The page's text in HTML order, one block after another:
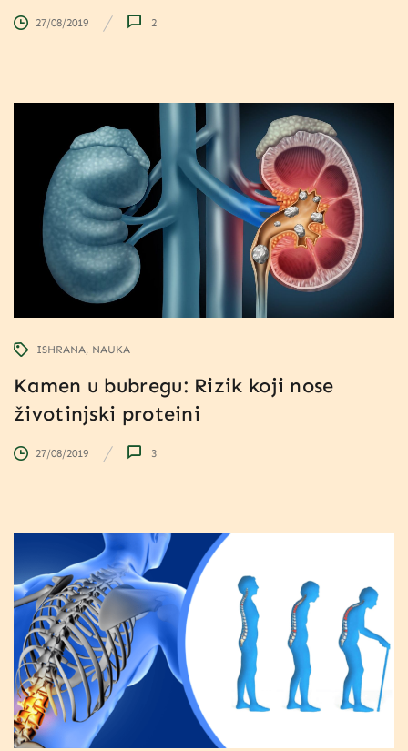
27/08/2019 2
ISHRANA NAUKA
Kamen u bubregu: Rizik koji nose
životinjski proteini
27/08/2019 3